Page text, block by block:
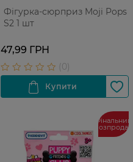
Фігурка-сюрприз Moji Pops
S2 1 шт
47,99 ГРН
Фінальний
розпродаж